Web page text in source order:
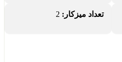
تعداد میزکار: